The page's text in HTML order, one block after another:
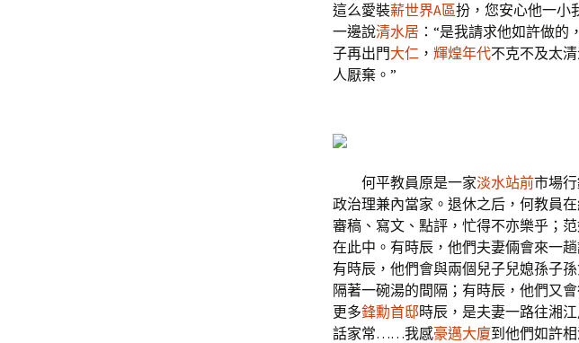
這么愛裝薪世界A區扮，您安心他一小
一邊說清水居 ：“是我請求他如許做
子再出門大仁 ， 輝煌年代不克不及太
人厭棄。”
何平教員原是一家淡水站前市場
政治理兼內當家。退休之后，何教員
審稿、寫文、點評，忙得不亦樂乎；
在此中。有時辰，他們夫妻倆會來一
有時辰，他們會與兩個兒子兒媳孫子
隔著一碗湯的間隔；有時辰，他們又
更多鋒勳首邸時辰，是夫妻一路往湘
話家常……我感豪邁大廈到他們如許